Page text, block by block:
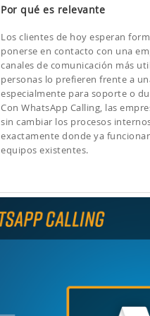
Por qué es relevante
Los clientes de hoy esperan
ponerse en contacto con una
canales de comunicación más
personas lo prefieren frente a
especialmente para soporte o
Con WhatsApp Calling, las
sin cambiar los procesos
exactamente donde ya
equipos existentes.